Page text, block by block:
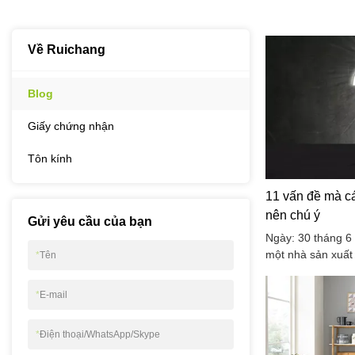
Về Ruichang
Blog
Giấy chứng nhận
Tôn kính
Gửi yêu cầu của bạn
*Tên
*E-mail
*Điện thoại/WhatsApp/Skype
11 vấn đề mà
nên chú ý
Ngày: 30 tháng
một nhà sản
sản phẩm lưu
gỗ, giá đỡ màn
đẩu bằng tre,